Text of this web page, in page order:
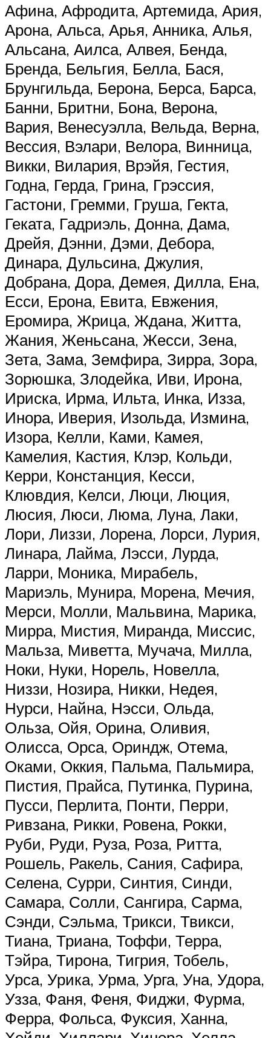
Афина, Афродита, Артемида, Ария,
Арона, Альса, Арья, Анника, Алья,
Альсана, Аилса, Алвея, Бенда,
Бренда, Бельгия, Белла, Бася,
Брунгильда, Берона, Берса, Барса,
Банни, Бритни, Бона, Верона,
Вария, Венесуэлла, Вельда, Верна,
Вессия, Вэлари, Велора, Винница,
Викки, Вилария, Врэйя, Гестия,
Годна, Герда, Грина, Грэссия,
Гастони, Гремми, Груша, Гекта,
Геката, Гадриэль, Донна, Дама,
Дрейя, Дэнни, Дэми, Дебора,
Динара, Дульсина, Джулия,
Добрана, Дора, Демея, Дилла, Ена,
Есси, Ерона, Евита, Евжения,
Еромира, Жрица, Ждана, Житта,
Жания, Женьсана, Жесси, Зена,
Зета, Зама, Земфира, Зирра, Зора,
Зорюшка, Злодейка, Иви, Ирона,
Ириска, Ирма, Ильта, Инка, Изза,
Инора, Иверия, Изольда, Измина,
Изора, Келли, Ками, Камея,
Камелия, Кастия, Клэр, Кольди,
Керри, Констанция, Кесси,
Клювдия, Келси, Люци, Люция,
Люсия, Люси, Люма, Луна, Лаки,
Лори, Лиззи, Лорена, Лорси, Лурия,
Линара, Лайма, Лэсси, Лурда,
Ларри, Моника, Мирабель,
Мариэль, Мунира, Морена, Мечия,
Мерси, Молли, Мальвина, Марика,
Мирра, Мистия, Миранда, Миссис,
Мальза, Миветта, Мучача, Милла,
Ноки, Нуки, Норель, Новелла,
Низзи, Нозира, Никки, Недея,
Нурси, Найна, Нэсси, Ольда,
Ольза, Ойя, Орина, Оливия,
Олисса, Орса, Ориндж, Отема,
Оками, Оккия, Пальма, Пальмира,
Пистия, Прайса, Путинка, Пурина,
Пусси, Перлита, Понти, Перри,
Ривзана, Рикки, Ровена, Рокки,
Руби, Руди, Руза, Роза, Ритта,
Рошель, Ракель, Сания, Сафира,
Селена, Сурри, Синтия, Синди,
Самара, Солли, Сангира, Сарма,
Сэнди, Сэльма, Трикси, Твикси,
Тиана, Триана, Тоффи, Терра,
Тэйра, Тирона, Тигрия, Тобель,
Урса, Урика, Урма, Урга, Уна, Удора,
Узза, Фаня, Феня, Фиджи, Фурма,
Ферра, Фольса, Фуксия, Ханна,